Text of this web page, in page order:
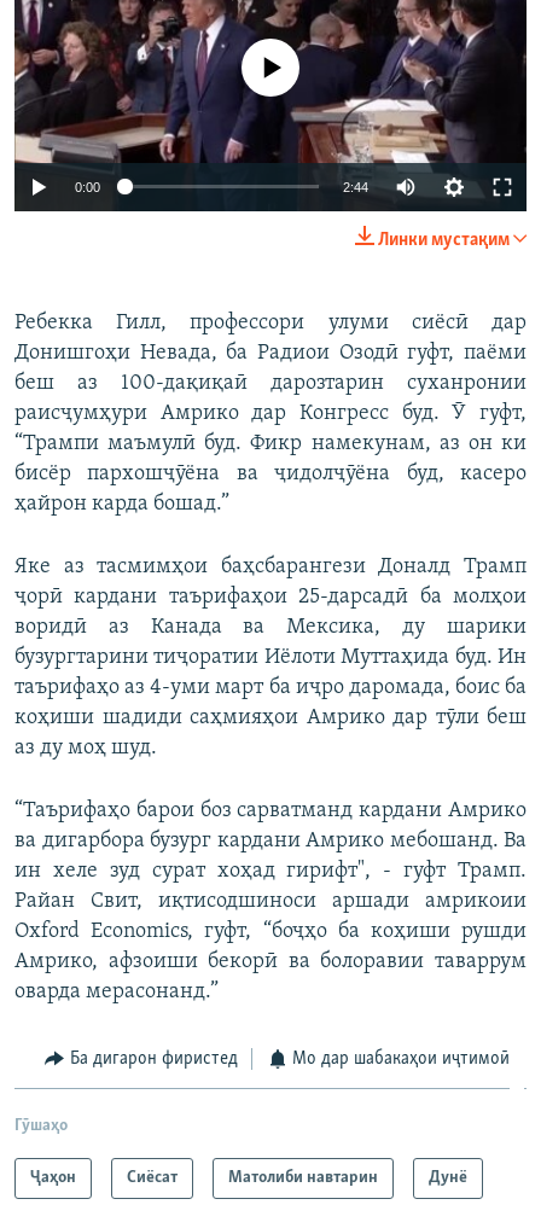
720p 1080p
Феълан кор намекунад
0:00 2:44
720p
1080p
Линки мустақим
Ребекка Гилл, профессори улуми сиёсӣ дар
Донишгоҳи Невада, ба Радиои Озодӣ гуфт, паёми
беш аз 100-дақиқаӣ дарозтарин суханронии
раисҷумҳури Амрико дар Конгресс буд. Ӯ гуфт,
“Трампи маъмулӣ буд. Фикр намекунам, аз он ки
бисёр пархошҷӯёна ва ҷидолҷӯёна буд, касеро
ҳайрон карда бошад.”
Яке аз тасмимҳои баҳсбарангези Доналд Трамп
ҷорӣ кардани таърифаҳои 25-дарсадӣ ба молҳои
воридӣ аз Канада ва Мексика, ду шарики
бузургтарини тиҷоратии Иёлоти Муттаҳида буд. Ин
таърифаҳо аз 4-уми март ба иҷро даромада, боис ба
коҳиши шадиди саҳмияҳои Амрико дар тӯли беш
аз ду моҳ шуд.
“Таърифаҳо барои боз сарватманд кардани Амрико
ва дигарбора бузург кардани Амрико мебошанд. Ва
ин хеле зуд сурат хоҳад гирифт", - гуфт Трамп.
Райан Свит, иқтисодшиноси аршади амрикоии
Oxford Economics, гуфт, “боҷҳо ба коҳиши рушди
Амрико, афзоиши бекорӣ ва болоравии таваррум
оварда мерасонанд.”
Ба дигарон фиристед Мо дар шабакаҳои иҷтимоӣ
Гӯшаҳо
Ҷаҳон Сиёсат Матолиби навтарин Дунё